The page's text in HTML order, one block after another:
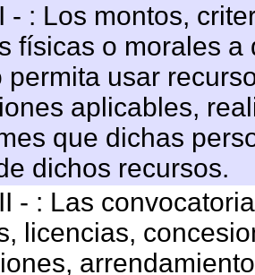
- : Los montos,
físicas o morales
permita usar
aplicables,
que dichas
dichos recursos.
- : Las
licencias,